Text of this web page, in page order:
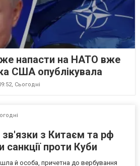
напасти на НАТО вже
США опублікувала
Сьогодні
зв'язки з Китаєм та рф
проти Куби
й особа, причетна до вербування